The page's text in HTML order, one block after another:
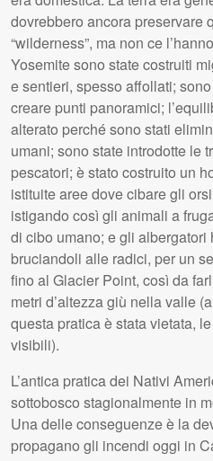
dovrebbero ancora preservare
“wilderness”, ma non ce
Yosemite sono state costruiti
e sentieri, spesso affollati;
creare punti panoramici;
alterato perché sono stati
umani; sono state introdotte le
pescatori; è stato costruito un
istituite aree dove cibare gli
istigando così gli animali a
di cibo umano; e gli albergatori
bruciandoli alle radici, per un
fino al Glacier Point, così da
metri d’altezza giù nella valle
questa pratica è stata vietata,
visibili).
L’antica pratica dei Nativi
sottobosco stagionalmente in
Una delle conseguenze è la
propagano gli incendi oggi in